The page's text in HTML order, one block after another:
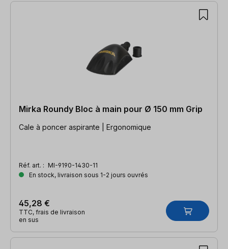
Mirka Roundy Bloc à main pour Ø 150 mm Grip
Cale à poncer aspirante | Ergonomique
Réf. art. : MI-9190-1430-11
En stock, livraison sous 1-2 jours ouvrés
45,28 €
TTC, frais de livraison
en sus